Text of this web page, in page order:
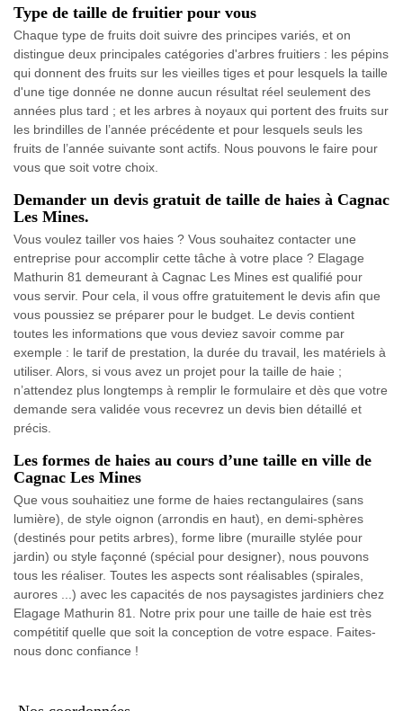
Type de taille de fruitier pour vous
Chaque type de fruits doit suivre des principes variés, et on
distingue deux principales catégories d'arbres fruitiers : les pépins
qui donnent des fruits sur les vieilles tiges et pour lesquels la taille
d'une tige donnée ne donne aucun résultat réel seulement des
années plus tard ; et les arbres à noyaux qui portent des fruits sur
les brindilles de l’année précédente et pour lesquels seuls les
fruits de l’année suivante sont actifs. Nous pouvons le faire pour
vous que soit votre choix.
Demander un devis gratuit de taille de haies à Cagnac
Les Mines.
Vous voulez tailler vos haies ? Vous souhaitez contacter une
entreprise pour accomplir cette tâche à votre place ? Elagage
Mathurin 81 demeurant à Cagnac Les Mines est qualifié pour
vous servir. Pour cela, il vous offre gratuitement le devis afin que
vous poussiez se préparer pour le budget. Le devis contient
toutes les informations que vous deviez savoir comme par
exemple : le tarif de prestation, la durée du travail, les matériels à
utiliser. Alors, si vous avez un projet pour la taille de haie ;
n’attendez plus longtemps à remplir le formulaire et dès que votre
demande sera validée vous recevrez un devis bien détaillé et
précis.
Les formes de haies au cours d’une taille en ville de
Cagnac Les Mines
Que vous souhaitiez une forme de haies rectangulaires (sans
lumière), de style oignon (arrondis en haut), en demi-sphères
(destinés pour petits arbres), forme libre (muraille stylée pour
jardin) ou style façonné (spécial pour designer), nous pouvons
tous les réaliser. Toutes les aspects sont réalisables (spirales,
aurores ...) avec les capacités de nos paysagistes jardiniers chez
Elagage Mathurin 81. Notre prix pour une taille de haie est très
compétitif quelle que soit la conception de votre espace. Faites-
nous donc confiance !